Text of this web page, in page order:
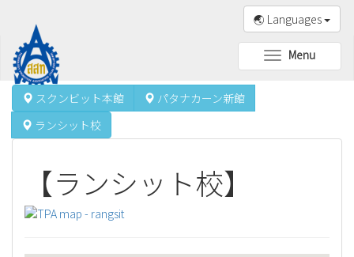
🌏 Languages
Toggle
navigation
Menu
スクンビット本館
パタナカーン新館
ランシット校
【ランシット校】